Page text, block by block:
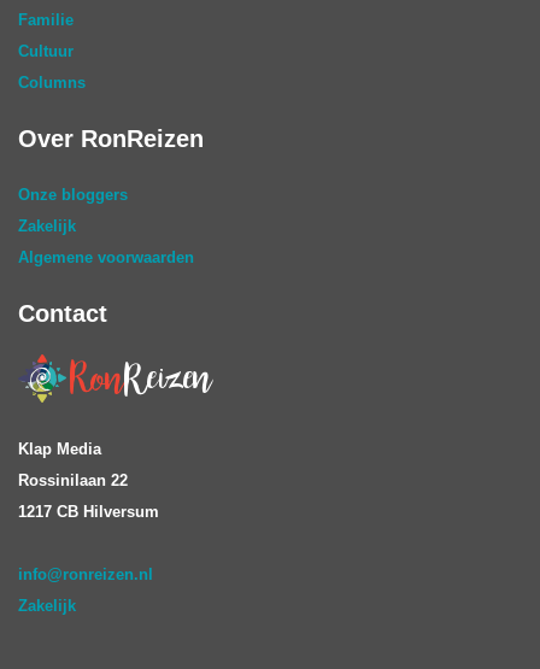
Familie
Cultuur
Columns
Over RonReizen
Onze bloggers
Zakelijk
Algemene voorwaarden
Contact
Klap Media
Rossinilaan 22
1217 CB Hilversum
info@ronreizen.nl
Zakelijk